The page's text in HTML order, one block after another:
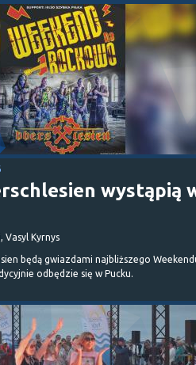
wystąpią
Vasyl Kyrnys
będą gwiazdami najbliższego
odbędzie się w Pucku.